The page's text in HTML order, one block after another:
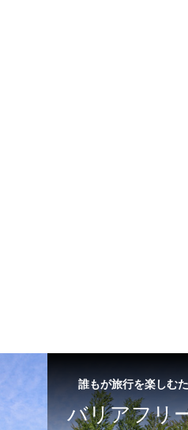
誰もが旅行を楽しむ
バリアフリ